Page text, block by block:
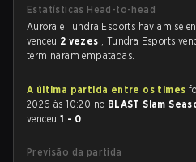
Estatísticas Head-to-head
Aurora e Tundra Esports haviam se
venceu 2 vezes , Tundra Esports
terminaram empatadas.
A última partida entre os times
2026 às 10:20 no BLAST Slam
venceu 1 - 0 .
Previsão da partida